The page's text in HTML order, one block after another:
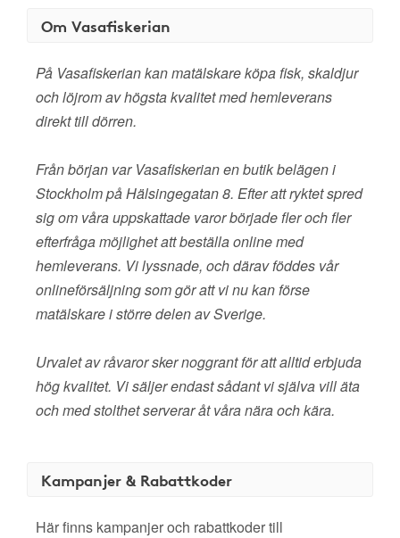
Om Vasafiskerian
På Vasafiskerian kan matälskare köpa fisk, skaldjur
och löjrom av högsta kvalitet med hemleverans
direkt till dörren.
Från början var Vasafiskerian en butik belägen i
Stockholm på Hälsingegatan 8. Efter att ryktet spred
sig om våra uppskattade varor började fler och fler
efterfråga möjlighet att beställa online med
hemleverans. Vi lyssnade, och därav föddes vår
onlineförsäljning som gör att vi nu kan förse
matälskare i större delen av Sverige.
Urvalet av råvaror sker noggrant för att alltid erbjuda
hög kvalitet. Vi säljer endast sådant vi själva vill äta
och med stolthet serverar åt våra nära och kära.
Kampanjer & Rabattkoder
Här finns kampanjer och rabattkoder till